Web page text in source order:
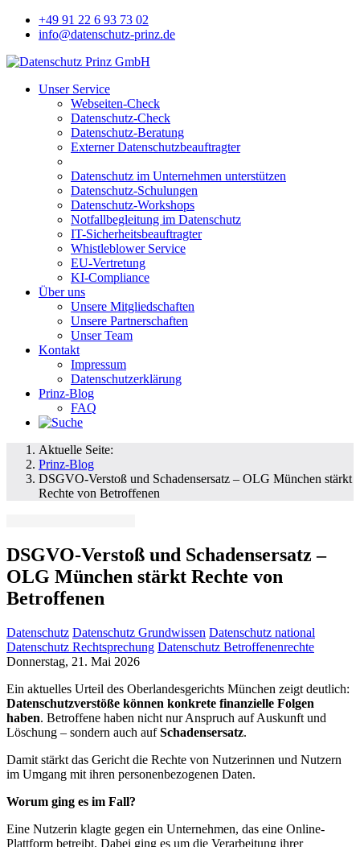
+49 91 22 6 93 73 02
info@datenschutz-prinz.de
Unser Service
Webseiten-Check
Datenschutz-Check
Datenschutz-Beratung
Externer Datenschutzbeauftragter
Datenschutz im Unternehmen unterstützen
Datenschutz-Schulungen
Datenschutz-Workshops
Notfallbegleitung im Datenschutz
IT-Sicherheitsbeauftragter
Whistleblower Service
EU-Vertretung
KI-Compliance
Über uns
Unsere Mitgliedschaften
Unsere Partnerschaften
Unser Team
Kontakt
Impressum
Datenschutzerklärung
Prinz-Blog
FAQ
Aktuelle Seite:
Prinz-Blog
DSGVO-Verstoß und Schadensersatz – OLG München stärkt
Rechte von Betroffenen
DSGVO-Verstoß und Schadensersatz –
OLG München stärkt Rechte von
Betroffenen
Datenschutz Datenschutz Grundwissen Datenschutz national
Datenschutz Rechtsprechung Datenschutz Betroffenenrechte
Donnerstag, 21. Mai 2026
Ein aktuelles Urteil des Oberlandesgerichts München zeigt deutlich:
Datenschutzverstöße können konkrete finanzielle Folgen
haben. Betroffene haben nicht nur Anspruch auf Auskunft und
Löschung – sondern auch aufSchadensersatz.
Damit stärkt das Gericht die Rechte von Nutzerinnen und Nutzern
im Umgang mit ihren personenbezogenen Daten.
Worum ging es im Fall?
Eine Nutzerin klagte gegen ein Unternehmen, das eine Online-
Plattform betreibt. Dabei ging es um die Verarbeitung ihrer